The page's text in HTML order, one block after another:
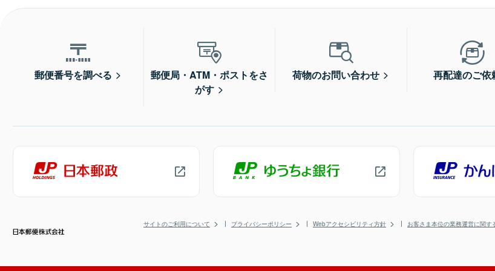
郵便番号を調べる
郵便局・ATM・ポストをさ
がす
荷物のお問い合わせ 再配達のご依
サイトのご利用について プライバシーポリシー Webアクセシビリティ方針 お客さま本位の業務運営に関す